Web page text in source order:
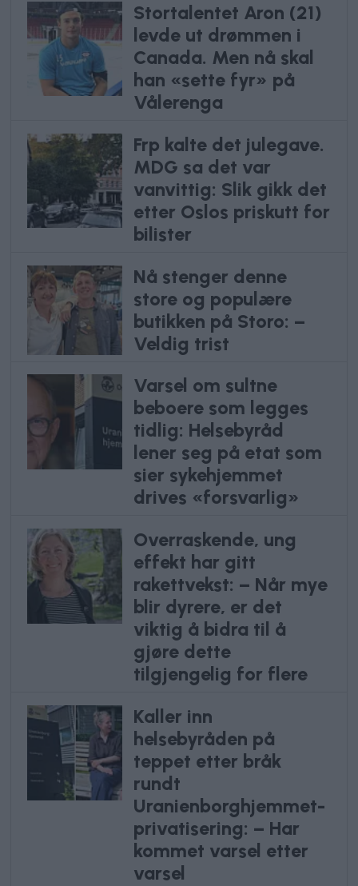
Stortalentet Aron (21)
levde ut drømmen i
Canada. Men nå skal
han «sette fyr» på
Vålerenga
Frp kalte det julegave.
MDG sa det var
vanvittig: Slik gikk det
etter Oslos priskutt for
bilister
Nå stenger denne
store og populære
butikken på Storo: –
Veldig trist
Varsel om sultne
beboere som legges
tidlig: Helsebyråd
lener seg på etat som
sier sykehjemmet
drives «forsvarlig»
Overraskende, ung
effekt har gitt
rakettvekst: – Når mye
blir dyrere, er det
viktig å bidra til å
gjøre dette
tilgjengelig for flere
Kaller inn
helsebyråden på
teppet etter bråk
rundt
Uranienborghjemmet-
privatisering: – Har
kommet varsel etter
varsel